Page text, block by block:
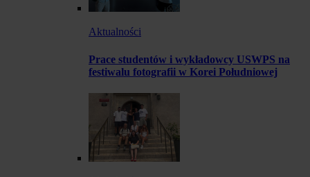
Aktualności
Prace studentów i wykładowcy USWPS na
festiwalu fotografii w Korei Południowej